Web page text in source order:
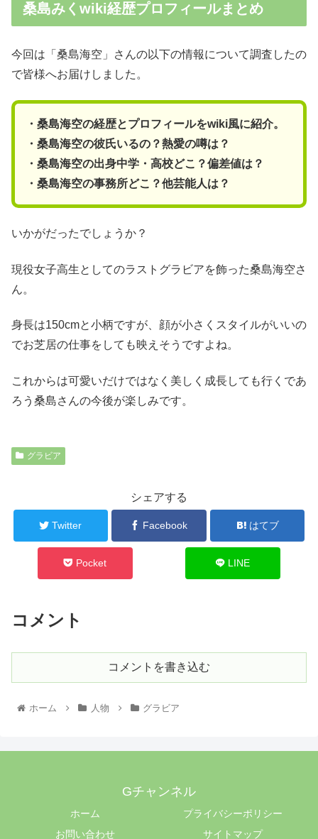
桑島みくwiki経歴プロフィールまとめ
今回は「桑島海空」さんの以下の情報について調査したの
で皆様へお届けしました。
・桑島海空の経歴とプロフィールをwiki風に紹介。
・桑島海空の彼氏いるの？熱愛の噂は？
・桑島海空の出身中学・高校どこ？偏差値は？
・桑島海空の事務所どこ？他芸能人は？
いかがだったでしょうか？
現役女子高生としてのラストグラビアを飾った桑島海空さ
ん。
身長は150cmと小柄ですが、顔が小さくスタイルがいいの
でお芝居の仕事をしても映えそうですよね。
これからは可愛いだけではなく美しく成長しても行くであ
ろう桑島さんの今後が楽しみです。
グラビア
シェアする
Twitter Facebook はてブ
Pocket LINE
コメント
コメントを書き込む
ホーム 人物 グラビア
Gチャンネル
ホーム
プライバシーポリシー
お問い合わせ
サイトマップ